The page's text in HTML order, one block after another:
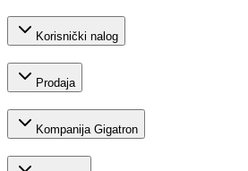
Korisnički nalog
Prodaja
Kompanija Gigatron